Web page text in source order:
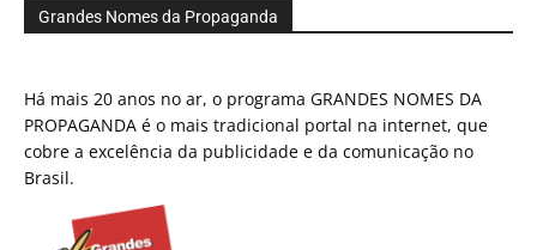
Grandes Nomes da Propaganda
Há mais 20 anos no ar, o programa GRANDES NOMES DA
PROPAGANDA é o mais tradicional portal na internet, que
cobre a excelência da publicidade e da comunicação no
Brasil.